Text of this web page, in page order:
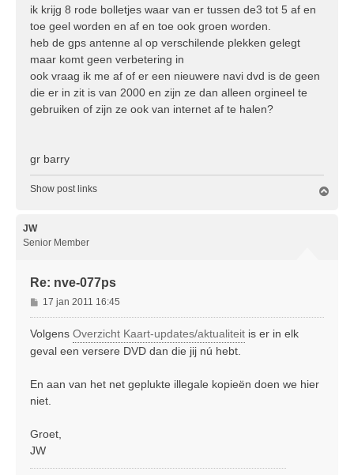
ik krijg 8 rode bolletjes waar van er tussen de3 tot 5 af en
toe geel worden en af en toe ook groen worden.
heb de gps antenne al op verschilende plekken gelegt
maar komt geen verbetering in
ook vraag ik me af of er een nieuwere navi dvd is de geen
die er in zit is van 2000 en zijn ze dan alleen orgineel te
gebruiken of zijn ze ook van internet af te halen?
gr barry
Show post links
JW
Senior Member
Re: nve-077ps
B
e
c
t
17 jan 2011 16:45
Volgens Overzicht Kaart-updates/aktualiteit is er in elk
geval een versere DVD dan die jij nú hebt.
En aan van het net geplukte illegale kopieën doen we hier
niet.
Groet,
JW